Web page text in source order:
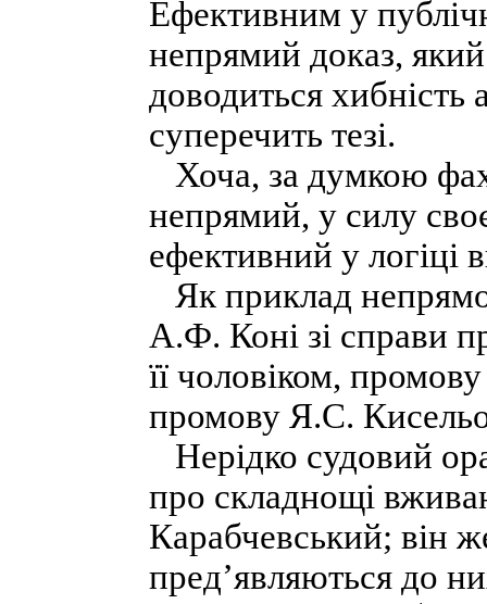
Ефективним у
непрямий доказ,
доводиться хибність
суперечить тезі.
Хоча, за думкою
непрямий, у силу
ефективний у логіці
Як приклад
А.Ф. Коні зі справи
її чоловіком,
промову Я.С.
Нерідко судовий
про складнощі
Карабчевський; він
пред’являються до